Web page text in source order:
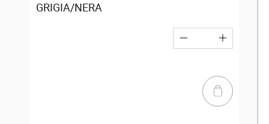
GRIGIA/NERA